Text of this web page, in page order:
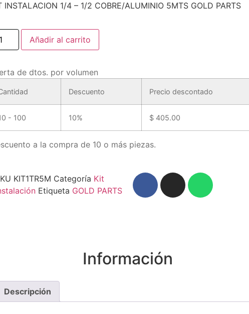
INSTALACION 1/4 – 1/2 COBRE/ALUMINIO 5MTS GOLD PARTS
Añadir al carrito
de dtos. por volumen
Descuento Precio descontado
- 100 10% $ 405.00
a la compra de 10 o más piezas.
KIT1TR5M Categoría Kit
Etiqueta GOLD PARTS
Información
Descripción